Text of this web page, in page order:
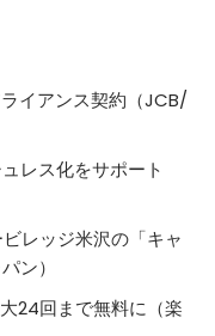
イアンス契約（JCB/
レス化をサポート
レッジ米沢の「キャ
ン）
24回まで無料に（楽